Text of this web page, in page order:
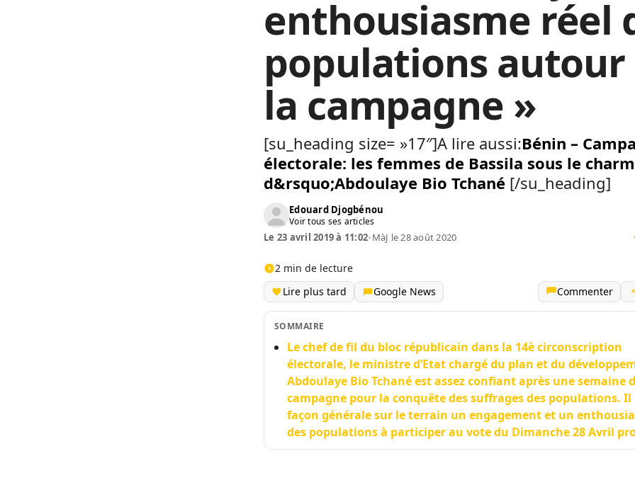
enthousiasme réel
populations autour
la campagne »
[su_heading size= »17″]A lire aussi:Bénin –
électorale: les femmes de Bassila sous le
d&rsquo;Abdoulaye Bio Tchané [/su_heading]
Edouard Djogbénou
Voir tous ses articles
Le 23 avril 2019 à 11:02•MàJ le 28 août 2020
2 min de lecture
Lire plus tard
Google News Commenter
SOMMAIRE
Le chef de fil du bloc républicain dans la 14è circonscription
électorale, le ministre d’Etat chargé du plan et du
Abdoulaye Bio Tchané est assez confiant après une semaine
campagne pour la conquête des suffrages des populations. Il
façon générale sur le terrain un engagement et un
des populations à participer au vote du Dimanche 28 Avril